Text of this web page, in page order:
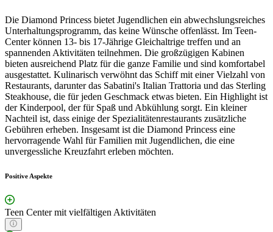
Die Diamond Princess bietet Jugendlichen ein abwechslungsreiches
Unterhaltungsprogramm, das keine Wünsche offenlässt. Im Teen-
Center können 13- bis 17-Jährige Gleichaltrige treffen und an
spannenden Aktivitäten teilnehmen. Die großzügigen Kabinen
bieten ausreichend Platz für die ganze Familie und sind komfortabel
ausgestattet. Kulinarisch verwöhnt das Schiff mit einer Vielzahl von
Restaurants, darunter das Sabatini's Italian Trattoria und das Sterling
Steakhouse, die für jeden Geschmack etwas bieten. Ein Highlight ist
der Kinderpool, der für Spaß und Abkühlung sorgt. Ein kleiner
Nachteil ist, dass einige der Spezialitätenrestaurants zusätzliche
Gebühren erheben. Insgesamt ist die Diamond Princess eine
hervorragende Wahl für Familien mit Jugendlichen, die eine
unvergessliche Kreuzfahrt erleben möchten.
Positive Aspekte
Teen Center mit vielfältigen Aktivitäten